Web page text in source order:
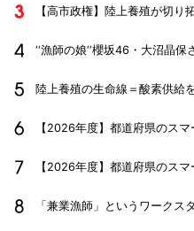
【高市政権】陸上養殖が切
‘‘漁師の娘‘‘櫻坂46・大沼晶
陸上養殖の生命線＝酸素供給
【2026年度】都道府県のス
【2026年度】都道府県のス
「兼業漁師」というワークス